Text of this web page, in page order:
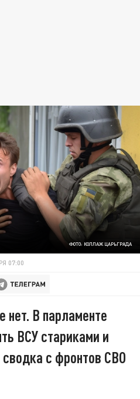
ФОТО: КОЛЛАЖ ЦАРЬГРАДА
07:00
нет. В парламенте
ВСУ стариками и
с фронтов СВО